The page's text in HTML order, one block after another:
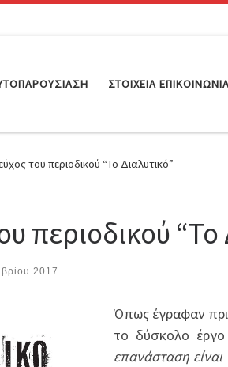
ΣΤΟΙΧΕΊΑ
του περιοδικού “Το Διαλυτικό”
περιοδικού “Το
2017
Όπως έγραφαν
το δύσκολο
επανάσταση